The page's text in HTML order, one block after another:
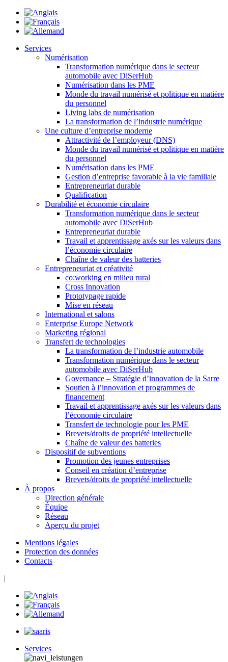
Services
Numérisation
Transformation numérique dans le secteur
automobile avec DiSerHub
Numérisation dans les PME
Monde du travail numérisé et politique en matière
du personnel
Living labs de numérisation
La transformation de l’industrie numérique
Une culture d’entreprise moderne
Attractivité de l’employeur (DNS)
Monde du travail numérisé et politique en matière
du personnel
Numérisation dans les PME
Gestion d’entreprise favorable à la vie familiale
Entrepreneuriat durable
Qualification
Durabilité et économie circulaire
Transformation numérique dans le secteur
automobile avec DiSerHub
Entrepreneuriat durable
Travail et apprentissage axés sur les valeurs dans
l’économie circulaire
Chaîne de valeur des batteries
Entrepreneuriat et créativité
co:working en milieu rural
Cross Innovation
Prototypage rapide
Mise en réseau
International et salons
Enterprise Europe Network
Marketing régional
Transfert de technologies
La transformation de l’industrie automobile
Transformation numérique dans le secteur
automobile avec DiSerHub
Governance – Stratégie d’innovation de la Sarre
Soutien à l’innovation et programmes de
financement
Travail et apprentissage axés sur les valeurs dans
l’économie circulaire
Transfert de technologie pour les PME
Brevets/droits de propriété intellectuelle
Chaîne de valeur des batteries
Dispositif de subventions
Promotion des jeunes entreprises
Conseil en création d’entreprise
Brevets/droits de propriété intellectuelle
À propos
Direction générale
Équipe
Réseau
Aperçu du projet
Mentions légales
Protection des données
Contacts
|
Services